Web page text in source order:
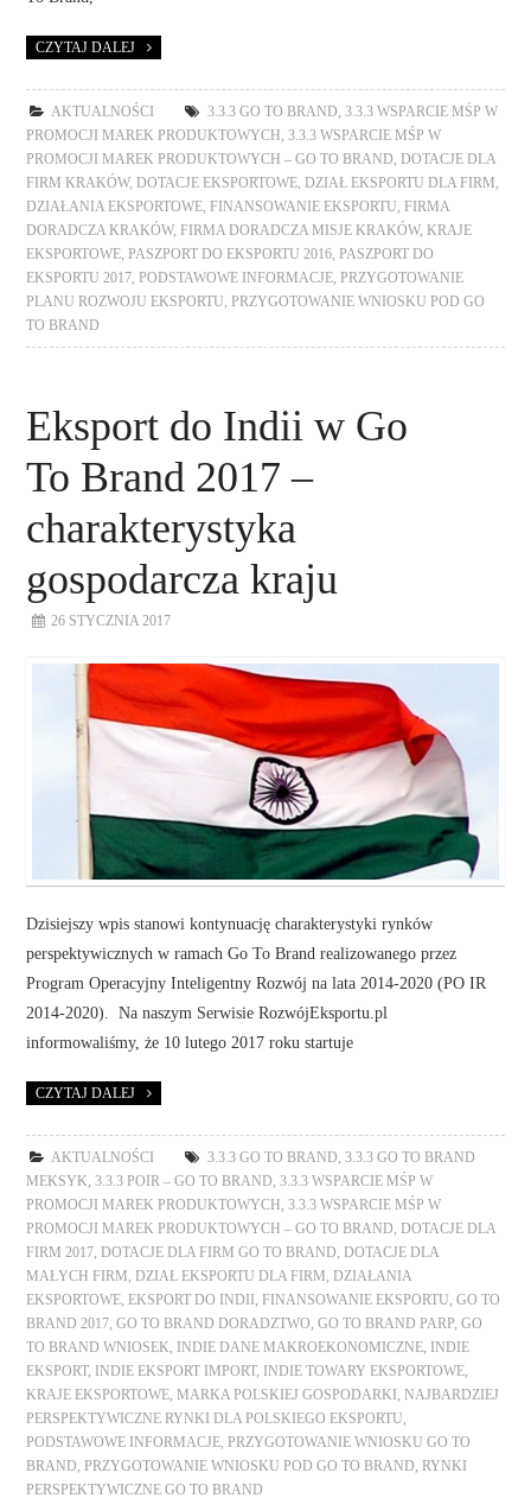
CZYTAJ DALEJ
AKTUALNOŚCI 3.3.3 GO TO BRAND,3.3.3 WSPARCIE MŚP W
PROMOCJI MAREK PRODUKTOWYCH,3.3.3 WSPARCIE MŚP W
PROMOCJI MAREK PRODUKTOWYCH – GO TO BRAND,DOTACJE DLA
FIRM KRAKÓW,DOTACJE EKSPORTOWE,DZIAŁ EKSPORTU DLA FIRM,
DZIAŁANIA EKSPORTOWE, FINANSOWANIE EKSPORTU, FIRMA
DORADCZA KRAKÓW, FIRMA DORADCZA MISJE KRAKÓW,KRAJE
EKSPORTOWE, PASZPORT DO EKSPORTU 2016, PASZPORT DO
EKSPORTU 2017, PODSTAWOWE INFORMACJE, PRZYGOTOWANIE
PLANU ROZWOJU EKSPORTU, PRZYGOTOWANIE WNIOSKU POD GO
TO BRAND
Eksport do Indii w Go
To Brand 2017 –
charakterystyka
gospodarcza kraju
26 STYCZNIA 2017
Dzisiejszy wpis stanowi kontynuację charakterystyki rynków
perspektywicznych w ramach Go To Brand realizowanego przez
Program Operacyjny Inteligentny Rozwój na lata 2014-2020 (PO IR
2014-2020). Na naszym Serwisie RozwójEksportu.pl
informowaliśmy, że 10 lutego 2017 roku startuje
CZYTAJ DALEJ
AKTUALNOŚCI 3.3.3 GO TO BRAND ,3.3.3 GO TO BRAND
MEKSYK ,3.3.3 POIR – GO TO BRAND ,3.3.3 WSPARCIE MŚP W
PROMOCJI MAREK PRODUKTOWYCH ,3.3.3 WSPARCIE MŚP W
PROMOCJI MAREK PRODUKTOWYCH – GO TO BRAND ,DOTACJE DLA
FIRM 2017 ,DOTACJE DLA FIRM GO TO BRAND ,DOTACJE DLA
MAŁYCH FIRM ,DZIAŁ EKSPORTU DLA FIRM ,DZIAŁANIA
EKSPORTOWE ,EKSPORT DO INDII ,FINANSOWANIE EKSPORTU ,GO TO
BRAND 2017 ,GO TO BRAND DORADZTWO ,GO TO BRAND PARP ,GO
TO BRAND WNIOSEK
INDIE DANE MAKROEKONOMICZNE
INDIE
EKSPORT, INDIE EKSPORT IMPORT, INDIE TOWARY EKSPORTOWE
KRAJE EKSPORTOWE ,MARKA POLSKIEJ GOSPODARKI ,NAJBARDZIEJ
PERSPEKTYWICZNE RYNKI DLA POLSKIEGO EKSPORTU
PODSTAWOWE INFORMACJE ,PRZYGOTOWANIE WNIOSKU GO TO
BRAND ,PRZYGOTOWANIE WNIOSKU POD GO TO BRAND ,RYNKI
PERSPEKTYWICZNE GO TO BRAND